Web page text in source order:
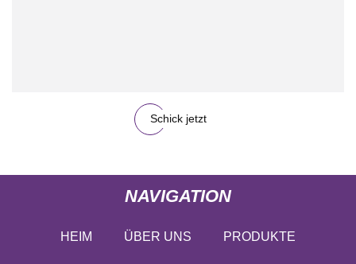
Schick jetzt
NAVIGATION
HEIM ÜBER UNS PRODUKTE